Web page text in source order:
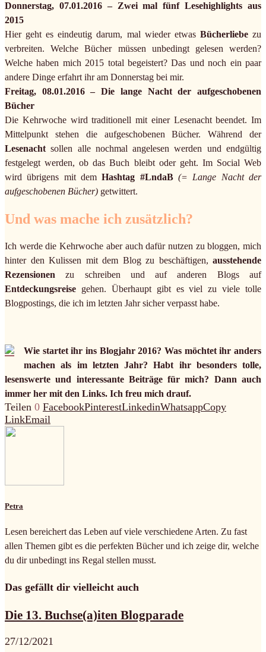
Donnerstag, 07.01.2016 – Zwei mal fünf Lesehighlights aus
2015
Hier geht es eindeutig darum, mal wieder etwas Bücherliebezu
verbreiten. Welche Bücher müssen unbedingt gelesen werden?
Welche haben mich 2015 total begeistert? Das und noch ein paar
andere Dinge erfahrt ihr am Donnerstag bei mir.
Freitag, 08.01.2016 – Die lange Nacht der aufgeschobenen
Bücher
Die Kehrwoche wird traditionell mit einer Lesenacht beendet. Im
Mittelpunkt stehen die aufgeschobenen Bücher. Während der
Lesenacht sollen alle nochmal angelesen werden und endgültig
festgelegt werden, ob das Buch bleibt oder geht. Im Social Web
wird übrigens mit dem Hashtag #LndaB (= Lange Nacht der
aufgeschobenen Bücher) getwittert.
Und was mache ich zusätzlich?
Ich werde die Kehrwoche aber auch dafür nutzen zu bloggen, mich
hinter den Kulissen mit dem Blog zu beschäftigen, ausstehende
Rezensionen zu schreiben und auf anderen Blogs auf
Entdeckungsreise gehen. Überhaupt gibt es viel zu viele tolle
Blogpostings, die ich im letzten Jahr sicher verpasst habe.
Wie startet ihr ins Blogjahr 2016? Was möchtet ihr anders
machen als im letzten Jahr? Habt ihr besonders tolle,
lesenswerte und interessante Beiträge für mich? Dann auch
immer her mit den Links. Ich freu mich drauf.
Teilen 0 FacebookPinterestLinkedinWhatsappCopy
LinkEmail
Petra
Lesen bereichert das Leben auf viele verschiedene Arten. Zu fast
allen Themen gibt es die perfekten Bücher und ich zeige dir, welche
du dir unbedingt ins Regal stellen musst.
Das gefällt dir vielleicht auch
Die 13. Buchse(a)iten Blogparade
27/12/2021